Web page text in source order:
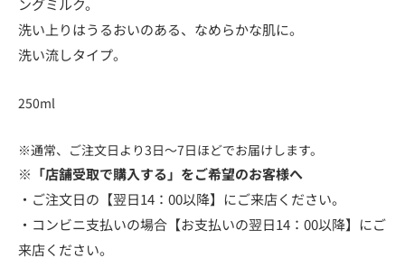
洗い上りはうるおいのある、なめらかな肌に。
洗い流しタイプ。
250ml
※通常、ご注文日より3日～7日ほどでお届けします。
※「店舗受取で購入する」をご希望のお客様へ
・ご注文日の【翌日14：00以降】にご来店ください。
・コンビニ支払いの場合【お支払いの翌日14：00以降】にご
来店ください。